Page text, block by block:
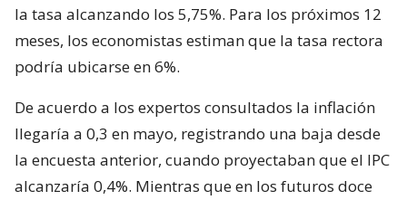
la tasa alcanzando los 5,75%. Para los próximos 12
meses, los economistas estiman que la tasa rectora
podría ubicarse en 6%.
De acuerdo a los expertos consultados la inflación
llegaría a 0,3 en mayo, registrando una baja desde
la encuesta anterior, cuando proyectaban que el IPC
alcanzaría 0,4%. Mientras que en los futuros doce